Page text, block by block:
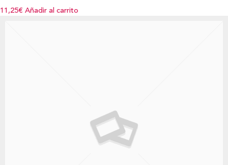
11,25€ Añadir al carrito